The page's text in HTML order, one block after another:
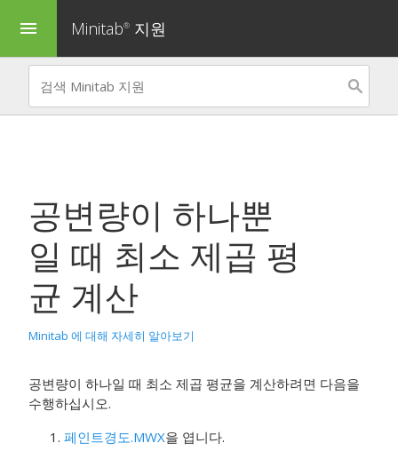
menu Minitab® 지원
공변량이 하나뿐
일 때 최소 제곱 평
균 계산
Minitab 에 대해 자세히 알아보기
공변량이 하나일 때 최소 제곱 평균을 계산하려면 다음을
수행하십시오.
페인트경도.MWX을 엽니다.